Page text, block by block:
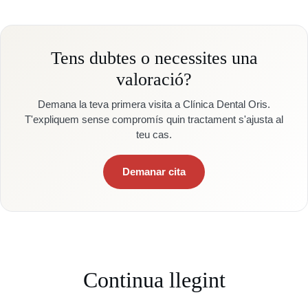
Tens dubtes o necessites una
valoració?
Demana la teva primera visita a Clínica Dental Oris.
T'expliquem sense compromís quin tractament s'ajusta al
teu cas.
Demanar cita
Continua llegint